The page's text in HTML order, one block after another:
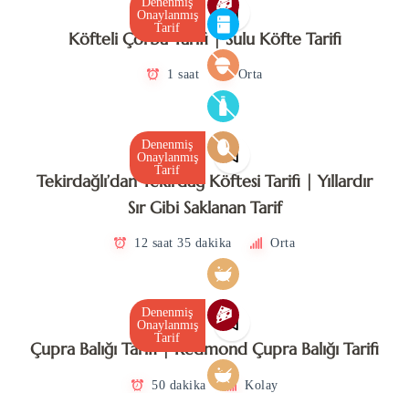
Onaylanmış
Tarif
Köfteli Çorba Tarifi | Sulu Köfte Tarifi
1 saat Orta
Denenmiş
Onaylanmış
Tarif
Tekirdağlı’dan Tekirdağ Köftesi Tarifi | Yıllardır
Sır Gibi Saklanan Tarif
12 saat 35 dakika Orta
Denenmiş
Onaylanmış
Tarif
Çupra Balığı Tarifi | Redmond Çupra Balığı Tarifi
50 dakika Kolay